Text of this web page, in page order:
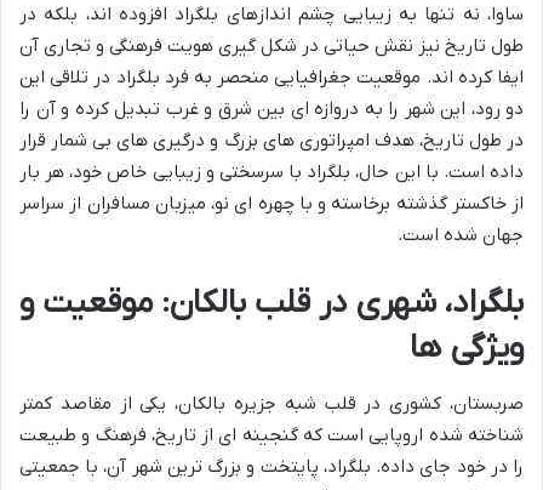
ساوا، نه تنها به زیبایی چشم اندازهای بلگراد افزوده اند، بلکه در
طول تاریخ نیز نقش حیاتی در شکل گیری هویت فرهنگی و تجاری آن
ایفا کرده اند. موقعیت جغرافیایی منحصر به فرد بلگراد در تلاقی این
دو رود، این شهر را به دروازه ای بین شرق و غرب تبدیل کرده و آن را
در طول تاریخ، هدف امپراتوری های بزرگ و درگیری های بی شمار قرار
داده است. با این حال، بلگراد با سرسختی و زیبایی خاص خود، هر بار
از خاکستر گذشته برخاسته و با چهره ای نو، میزبان مسافران از سراسر
جهان شده است.
بلگراد، شهری در قلب بالکان: موقعیت و
ویژگی ها
صربستان، کشوری در قلب شبه جزیره بالکان، یکی از مقاصد کمتر
شناخته شده اروپایی است که گنجینه ای از تاریخ، فرهنگ و طبیعت
را در خود جای داده. بلگراد، پایتخت و بزرگ ترین شهر آن، با جمعیتی